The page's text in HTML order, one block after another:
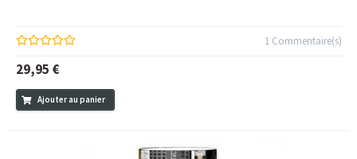
1 Commentaire(s)
29,95 €
Ajouter au panier